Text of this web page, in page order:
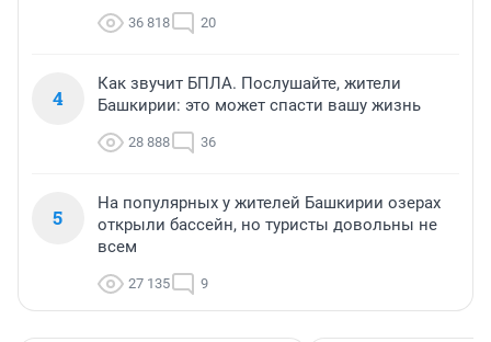
36 818 20
4
Как звучит БПЛА. Послушайте, жители
Башкирии: это может спасти вашу жизнь
28 888 36
5
На популярных у жителей Башкирии озерах
открыли бассейн, но туристы довольны не
всем
27 135 9